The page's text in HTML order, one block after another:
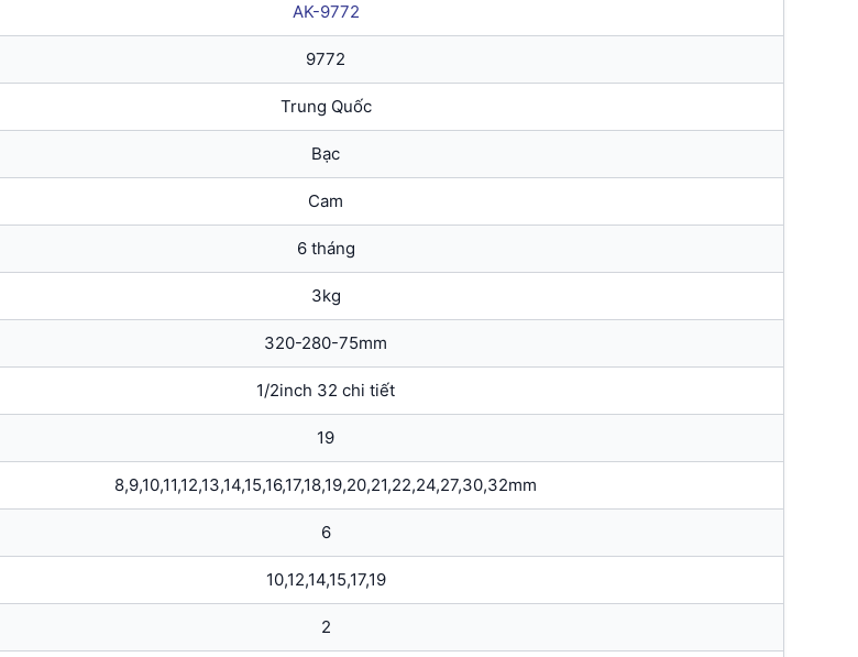
AK-9772
9772
Trung Quốc
Bạc
Cam
6 tháng
3kg
320-280-75mm
1/2inch 32 chi tiết
19
8,9,10,11,12,13,14,15,16,17,18,19,20,21,22,24,27,30,32mm
6
10,12,14,15,17,19
2